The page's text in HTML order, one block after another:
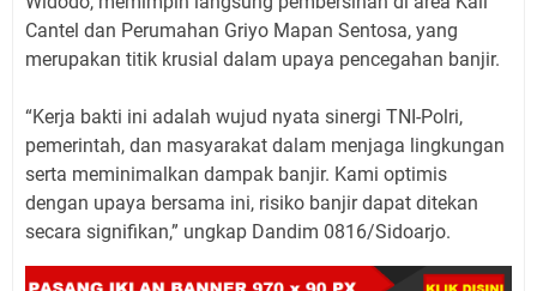
Cantel dan Perumahan Griyo Mapan Sentosa, yang
merupakan titik krusial dalam upaya pencegahan banjir.
“Kerja bakti ini adalah wujud nyata sinergi TNI-Polri,
pemerintah, dan masyarakat dalam menjaga lingkungan
serta meminimalkan dampak banjir. Kami optimis
dengan upaya bersama ini, risiko banjir dapat ditekan
secara signifikan,” ungkap Dandim 0816/Sidoarjo.